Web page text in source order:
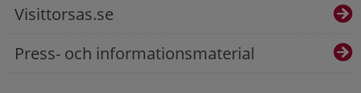
Visittorsas.se
Press- och informationsmaterial